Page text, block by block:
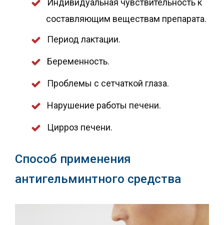
Индивидуальная чувствительность к
составляющим веществам препарата.
Период лактации.
Беременность.
Проблемы с сетчаткой глаза.
Нарушение работы печени.
Цирроз печени.
Способ применения
антигельминтного средства